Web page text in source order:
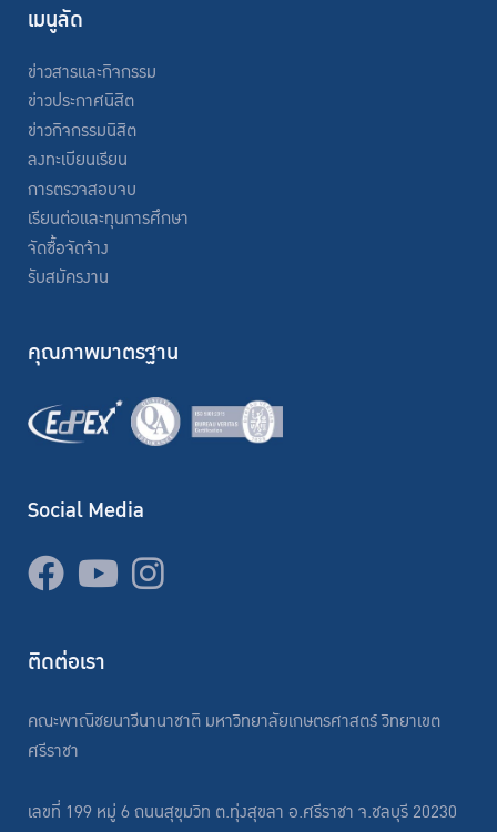
เมนูลัด
ข่าวสารและกิจกรรม
ข่าวประกาศนิสิต
ข่าวกิจกรรมนิสิต
ลงทะเบียนเรียน
การตรวจสอบจบ
เรียนต่อและทุนการศึกษา
จัดซื้อจัดจ้าง
รับสมัครงาน
คุณภาพมาตรฐาน
Social Media
ติดต่อเรา
คณะพาณิชยนาวีนานาชาติ มหาวิทยาลัยเกษตรศาสตร์ วิทยาเขต
ศรีราชา
เลขที่ 199 หมู่ 6 ถนนสุขุมวิท ต.ทุ่งสุขลา อ.ศรีราชา จ.ชลบุรี 20230